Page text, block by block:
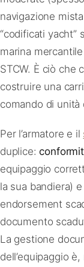
navigazione
“codificati yacht”
marina
STCW. È ciò che
costruire una
comando di unità
Per l’armatore e il
duplice:
equipaggio
la sua bandiera) e
endorsement
documento
La gestione
dell’equipaggio